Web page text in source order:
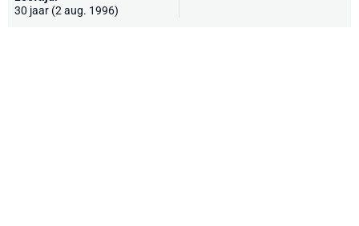
30 jaar (2 aug. 1996)